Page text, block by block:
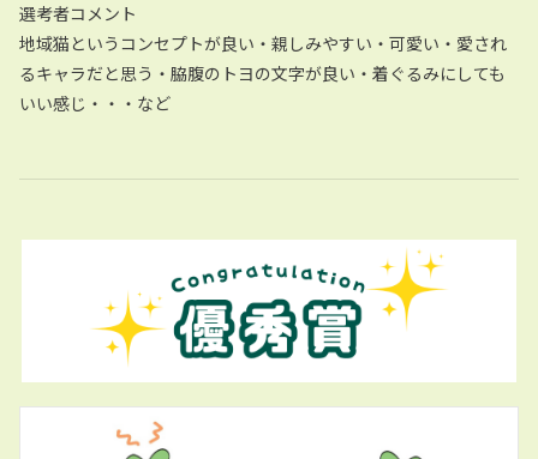
選考者コメント
地域猫というコンセプトが良い・親しみやすい・可愛い・愛され
るキャラだと思う・脇腹のトヨの文字が良い・着ぐるみにしても
いい感じ・・・など